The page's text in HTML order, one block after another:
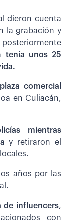
dieron cuenta
la grabación y
tenía unos 25
comercial
en Culiacán,
mientras
y retiraron el
años por las
de influencers,
con